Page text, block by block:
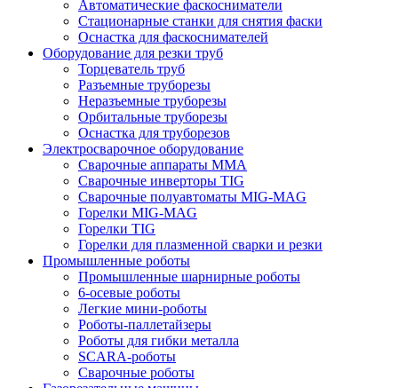
Автоматические фаскосниматели
Стационарные станки для снятия фаски
Оснастка для фаскоснимателей
Оборудование для резки труб
Торцеватель труб
Разъемные труборезы
Неразъемные труборезы
Орбитальные труборезы
Оснастка для труборезов
Электросварочное оборудование
Сварочные аппараты MMA
Сварочные инверторы TIG
Сварочные полуавтоматы MIG-MAG
Горелки MIG-MAG
Горелки TIG
Горелки для плазменной сварки и резки
Промышленные роботы
Промышленные шарнирные роботы
6-осевые роботы
Легкие мини-роботы
Роботы-паллетайзеры
Роботы для гибки металла
SCARA-роботы
Сварочные роботы